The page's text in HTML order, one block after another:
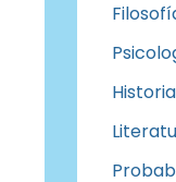
Historia